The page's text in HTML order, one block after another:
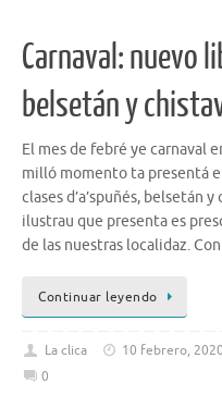
Carnaval: nuevo
belsetán y
El mes de febré ye carnaval
milló momento ta presentá
clases d’a’spuñés, belsetán
ilustrau que presenta es
de las nuestras localidaz.
Continuar leyendo
La clica 10 febrero, 2020
0